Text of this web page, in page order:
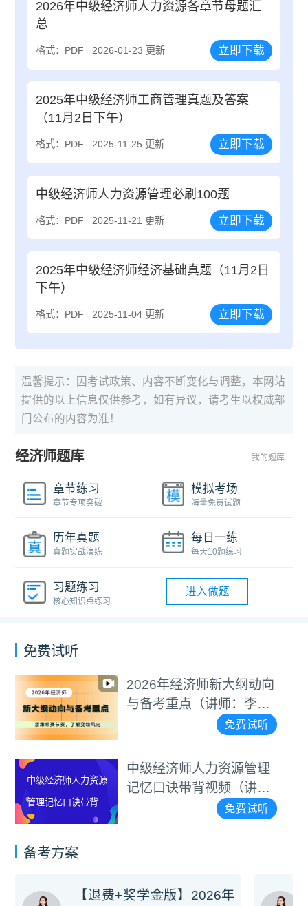
2026年中级经济师人力资源各章节母题汇
总
格式：PDF 2026-01-23 更新 立即下载
2025年中级经济师工商管理真题及答案
（11月2日下午）
格式：PDF 2025-11-25 更新 立即下载
中级经济师人力资源管理必刷100题
格式：PDF 2025-11-21 更新 立即下载
2025年中级经济师经济基础真题（11月2日
下午）
格式：PDF 2025-11-04 更新 立即下载
温馨提示：因考试政策、内容不断变化与调整，本网站
提供的以上信息仅供参考，如有异议，请考生以权威部
门公布的内容为准！
经济师题库 我的题库
章节练习
章节专项突破
模拟考场
海量免费试题
历年真题
真题实战演练
每日一练
每天10题练习
习题练习
核心知识点练习
进入做题
免费试听
大纲动向
师：李碧
免费试听
资源管理
频（讲
免费试听
中级经济师基础知识
中级经济师基
口诀带背视频
碧茹）
中级经济师工商管理
中级经济师工
口诀带背视频
碧茹）
备考方案
【退费+奖学金版】2026年